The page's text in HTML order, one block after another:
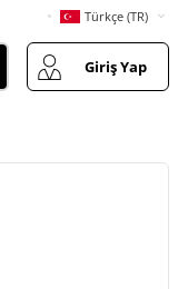
Türkçe (TR)
Giriş Yap